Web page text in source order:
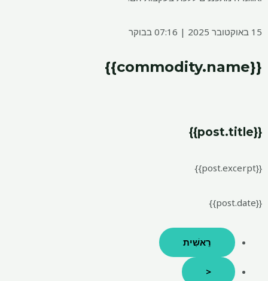
15 באוקטובר 2025 | 07:16 בבוקר
{{commodity.name}}
{{post.title}}
{{post.excerpt}}
{{post.date}}
רֵאשִׁית
<